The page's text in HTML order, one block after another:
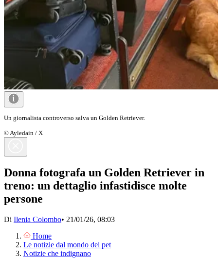
Un giornalista controverso salva un Golden Retriever.
© Ayledain / X
Donna fotografa un Golden Retriever in
treno: un dettaglio infastidisce molte
persone
Di Ilenia Colombo• 21/01/26, 08:03
Home
Le notizie dal mondo dei pet
Notizie che indignano